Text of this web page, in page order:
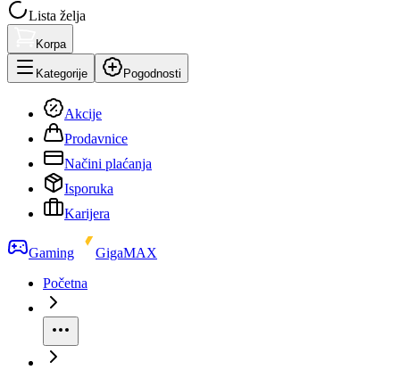
Lista želja
Korpa
Kategorije Pogodnosti
Akcije
Prodavnice
Načini plaćanja
Isporuka
Karijera
Gaming
GigaMAX
Početna